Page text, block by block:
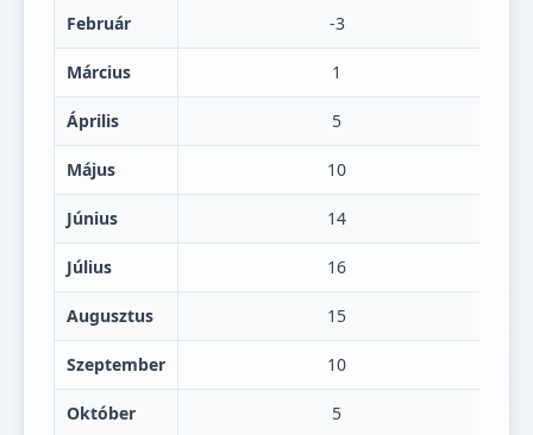
Február -3
Március 1
Április 5
Május 10
Június 14
Július 16
Augusztus 15
Szeptember 10
Október 5